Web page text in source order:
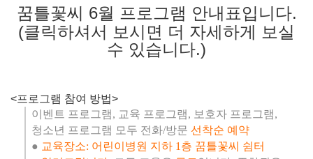
꿈틀꽃씨 6월 프로그램 안내표입니다.
(클릭하셔서 보시면 더 자세하게 보실
수 있습니다.)
<프로그램 참여 방법>
이벤트 프로그램, 교육 프로그램, 보호자 프로그램,
청소년 프로그램 모두 전화/방문 선착순 예약
● 교육장소: 어린이병원 지하 1층 꿈틀꽃씨 쉼터